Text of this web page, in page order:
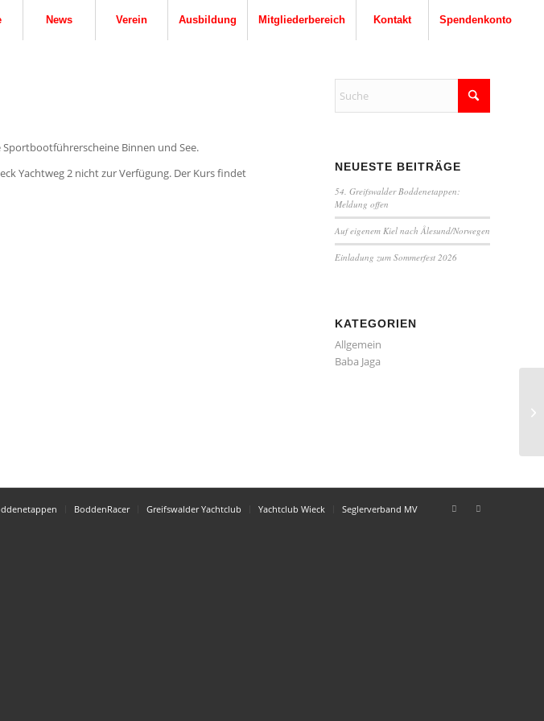
News Verein Ausbildung Mitgliederbereich Kontakt Spendenkonto
Binnen und See.
Yachtweg 2 nicht zur Verfügung. Der Kurs findet
NEUESTE BEITRÄGE
54. Greifswalder Boddenetappen:
Meldung offen
Auf eigenem Kiel nach Ålesund/Norwegen
Einladung zum Sommerfest 2026
KATEGORIEN
Allgemein
Baba Jaga
BoddenRacer Greifswalder Yachtclub Yachtclub Wieck Seglerverband MV